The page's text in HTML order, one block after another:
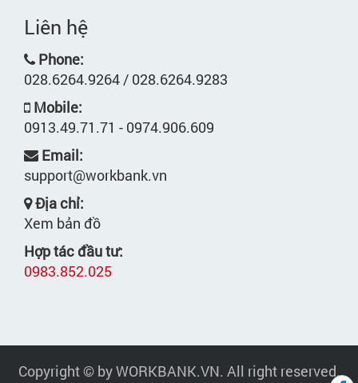
Liên hệ
Phone:
028.6264.9264 / 028.6264.9283
Mobile:
0913.49.71.71 - 0974.906.609
Email:
support@workbank.vn
Địa chỉ:
Xem bản đồ
Hợp tác đầu tư:
0983.852.025
Copyright © by WORKBANK.VN. All right reserved.